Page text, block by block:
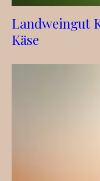
Landweingut
Käse